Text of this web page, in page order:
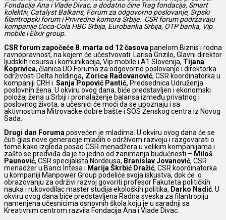
Fondacija Ana i Vlade Divac, a dodatno čine Trag fondacija, Smart
kolektiv, Catalyst Balkans, Forum za odgovorno poslovanje, Srpski
filantropski forum i Privredna komora Srbije. CSR forum podržavaju
kompanije Coca-Cola HBC Srbija, Eurobanka Srbija, OTP banka, Vip
mobile i Elixir group.
CSR forum započeće 8. marta od 12 časova panelom Biznis i rodna
ravnopravnost, na kojem će učestvovati: Larisa Grizilo, Glavni direktor
ljudskih resursa i komunikacija, Vip mobile i A1 Slovenija, Tijana
Koprivica, članica UO Foruma za odgovorno poslovanje i direktorka
održivosti Delta holdinga, Zorica Radovanović, CSR koordinatorka u
kompaniji CRH i Sanja Popović Pantić, Predsednica Udruženja
poslovnih žena. U okviru ovog dana, biće predstavljen i ekonomski
položaj žena u Srbiji i pronalaženje balansa između privatnog i
poslovnog života, a učesnici će moći da se upoznaju i sa
aktivnostima Mitrovačke dobre bašte i SOS Ženskog centra iz Novog
Sada.
Drugi dan Foruma posvećen je mladima. U okviru ovog dana će se
čuti glas nove generacije mladih o održivom razvoju i razgovarati o
tome kako izgleda posao CSR menadžera u velikim kompanijama i
zašto se predviđa da je to jedno od zanimanja budućnosti – Miloš
Paunović, CSR specijalista Nordeusa, Branislav Jovanović, CSR
menadžer u Banci Intesa i Marija Škrbić Dražić, CSR koordinatorka
u kompaniji Manpower Group podeliće svoja iskustva, dok će o
obrazovanju za održivi razvoj govoriti profesor Fakuteta političkih
nauka i rukovodilac master studija ekoloških politika, Darko Nadić . U
okviru ovog dana biće predstavljena Radna sveska za filantropiju
namenjena učesnicima osnovnih škola koju je u saradnji sa
Kreativnim centrom razvila Fondacija Ana i Vlade Divac.